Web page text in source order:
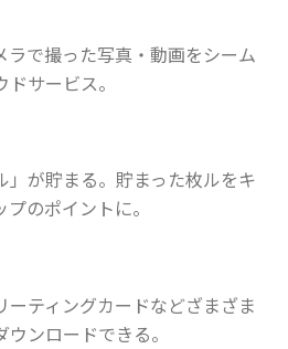
ラで撮った写真・動画をシーム
サービス。
」が貯まる。貯まった枚ルをキ
のポイントに。
ティングカードなどざまざま
ンロードできる。